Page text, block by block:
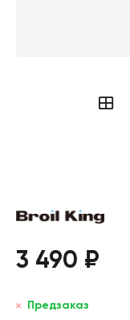
3 490 ₽
Предзаказ